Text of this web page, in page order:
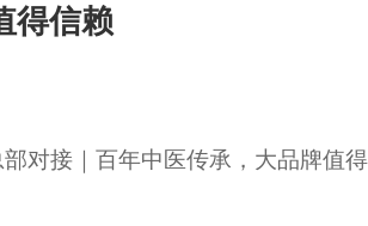
得信赖
对接｜百年中医传承，大品牌值得